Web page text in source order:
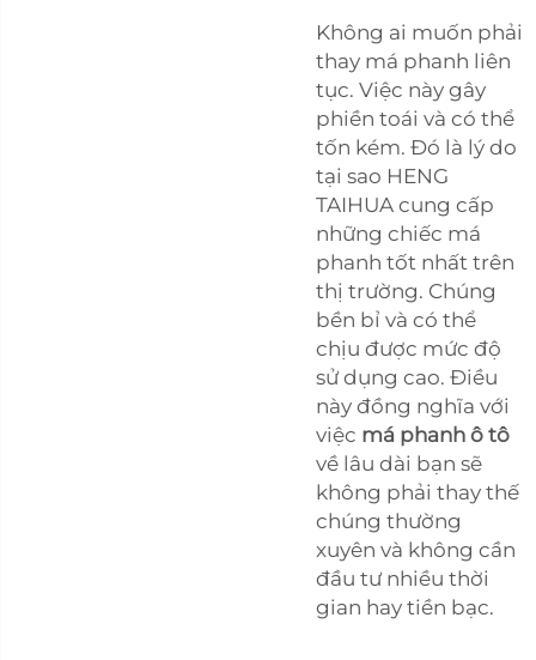
Không ai muốn phải
thay má phanh liên
tục. Việc này gây
phiền toái và có thể
tốn kém. Đó là lý do
tại sao HENG
TAIHUA cung cấp
những chiếc má
phanh tốt nhất trên
thị trường. Chúng
bền bỉ và có thể
chịu được mức độ
sử dụng cao. Điều
này đồng nghĩa với
việc má phanh ô tô
về lâu dài bạn sẽ
không phải thay thế
chúng thường
xuyên và không cần
đầu tư nhiều thời
gian hay tiền bạc.